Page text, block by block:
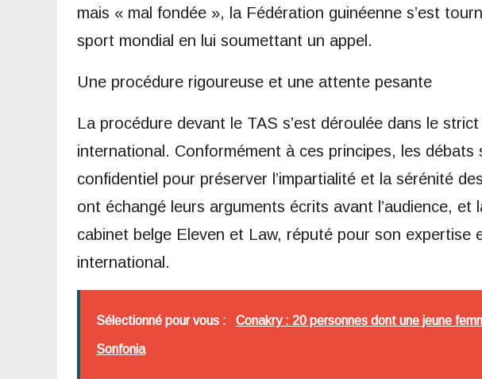
mais « mal fondée », la Fédération guinéenne s’est
sport mondial en lui soumettant un appel.
Une procédure rigoureuse et une attente pesante
La procédure devant le TAS s’est déroulée dans le
international. Conformément à ces principes, les
confidentiel pour préserver l’impartialité et la sérénité
ont échangé leurs arguments écrits avant l’audience,
cabinet belge Eleven et Law, réputé pour son expertise
international.
Sélectionné pour vous : Conakry : 20 personnes dont une jeune
Sonfonia